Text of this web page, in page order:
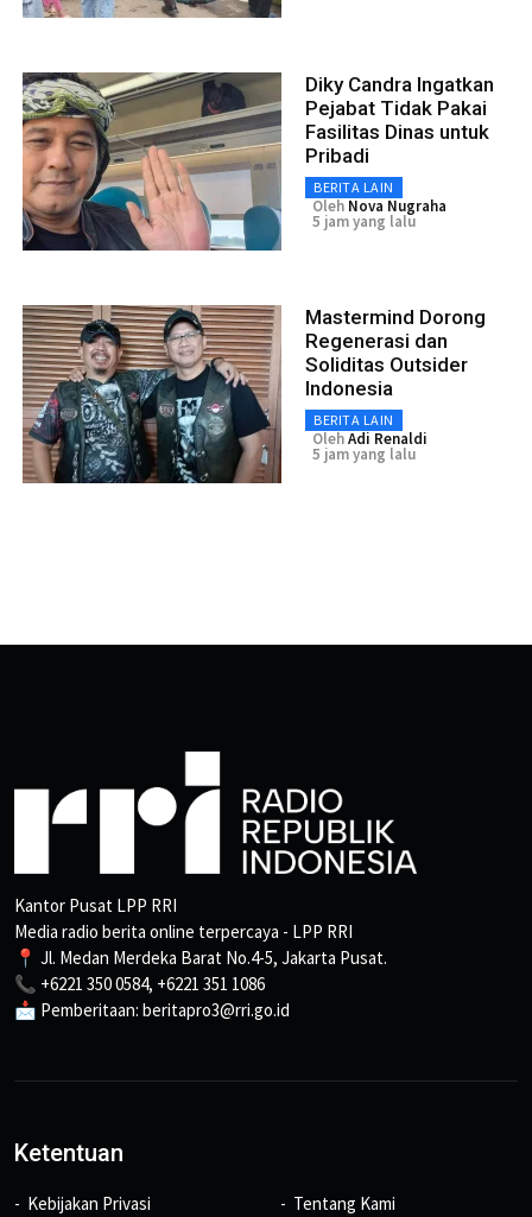
Diky Candra Ingatkan
Pejabat Tidak Pakai
Fasilitas Dinas untuk
Pribadi
BERITA LAIN
Oleh Nova Nugraha
5 jam yang lalu
Mastermind Dorong
Regenerasi dan
Soliditas Outsider
Indonesia
BERITA LAIN
OlehAdi Renaldi
5 jam yang lalu
Kantor Pusat LPP RRI
Media radio berita online terpercaya - LPP RRI
📍 Jl. Medan Merdeka Barat No.4-5, Jakarta Pusat.
📞 +6221 350 0584, +6221 351 1086
📩 Pemberitaan: beritapro3@rri.go.id
Ketentuan
Kebijakan Privasi
Tentang Kami